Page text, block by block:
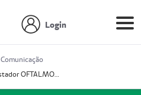
Login
Comunicação
Prestador OFTALMOCLÍNICA SÃO GONÇALO (55004164-2)